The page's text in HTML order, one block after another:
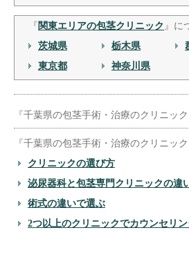
『関東エリアの包茎クリニック 』に
茨城県
栃木県
東京都
神奈川県
『千葉県の包茎手術・治療のクリニッ
『千葉県の包茎手術・治療のクリニッ
クリニックの選び方
泌尿器科と包茎専門クリニックの違
術式の違いで選ぶ
2つ以上のクリニックでカウンセリ